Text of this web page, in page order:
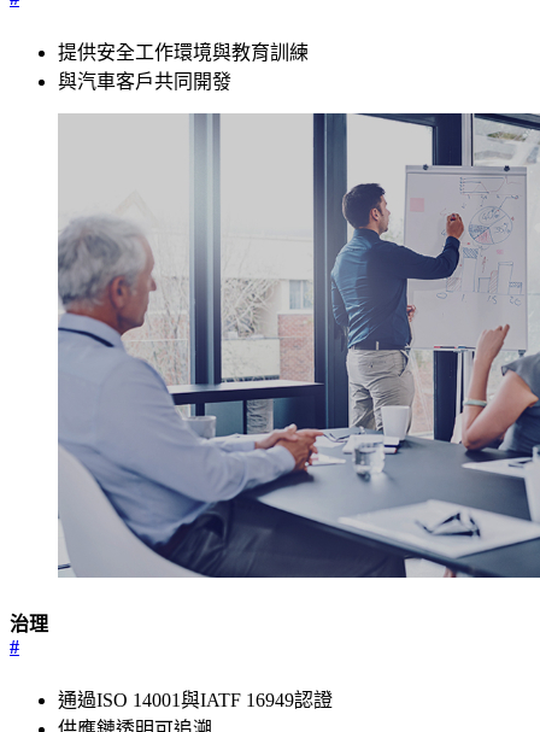
提供安全工作環境與教育訓練
與汽車客戶共同開發
治理
#
通過ISO 14001與IATF 16949認證